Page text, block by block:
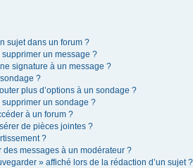
sujet dans un forum ?
un message ?
signature à un message ?
?
plus d’options à un sondage ?
un sondage ?
à un forum ?
de pièces jointes ?
?
messages à un modérateur ?
» affiché lors de la rédaction d’un sujet ?